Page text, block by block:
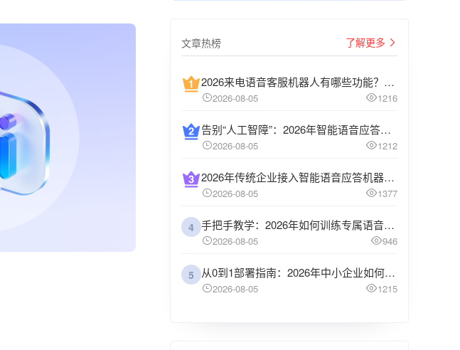
文章热榜 了解更多
2026来电语音客服机器人有哪些功能？全天候进线咨询自动接待方案
2026-08-05 1216
告别“人工智障”：2026年智能语音应答机器人如何利用大模型实现真正的多轮对话
2026-08-05 1212
2026年传统企业接入智能语音应答机器人的3个极简步骤
2026-08-05 1377
4 手把手教学：2026年如何训练专属语音聊天机器人，让它记住你的所有喜好？
2026-08-05 946
5 从0到1部署指南：2026年中小企业如何选型性价比最高的来电语音客服机器人？
2026-08-05 1215